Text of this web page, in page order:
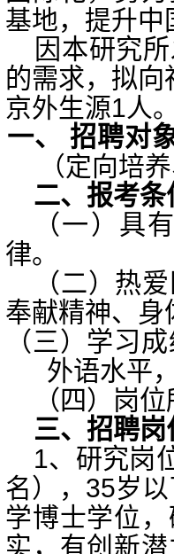
基地，提升中
因本研究
的需求，拟
京外生源1人
一、 招聘对
（定向培
二、报考条
（一）具
律。
（二）热
奉献精神、身
（三）学习
外语水平
（四）岗
三、招聘
1、研究岗
名），35岁
学博士学位
实，有创新